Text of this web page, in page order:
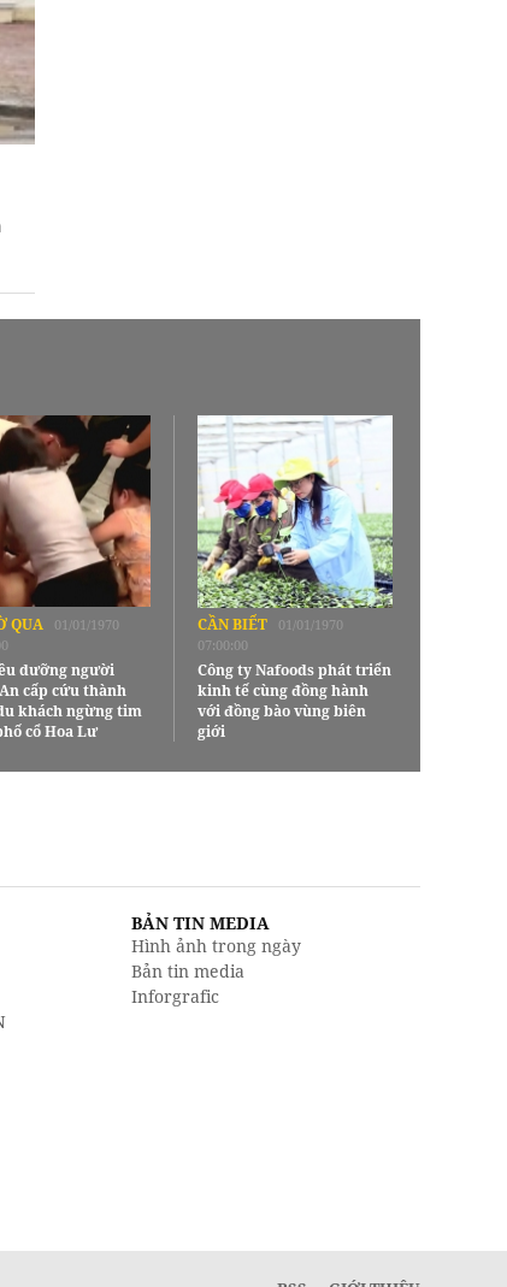
QUA
01/01/1970
dưỡng người
cấp cứu thành
khách ngừng tim
cổ Hoa Lư
CẦN BIẾT
01/01/1970
07:00:00
Công ty Nafoods phát triển
kinh tế cùng đồng hành
với đồng bào vùng biên
giới
BẢN TIN MEDIA
Hình ảnh trong ngày
Bản tin media
Inforgrafic